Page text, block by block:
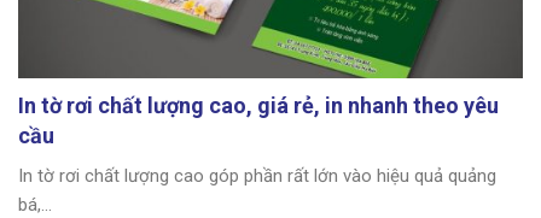
In tờ rơi chất lượng cao, giá rẻ, in nhanh theo yêu
cầu
In tờ rơi chất lượng cao góp phần rất lớn vào hiệu quả quảng
bá,...